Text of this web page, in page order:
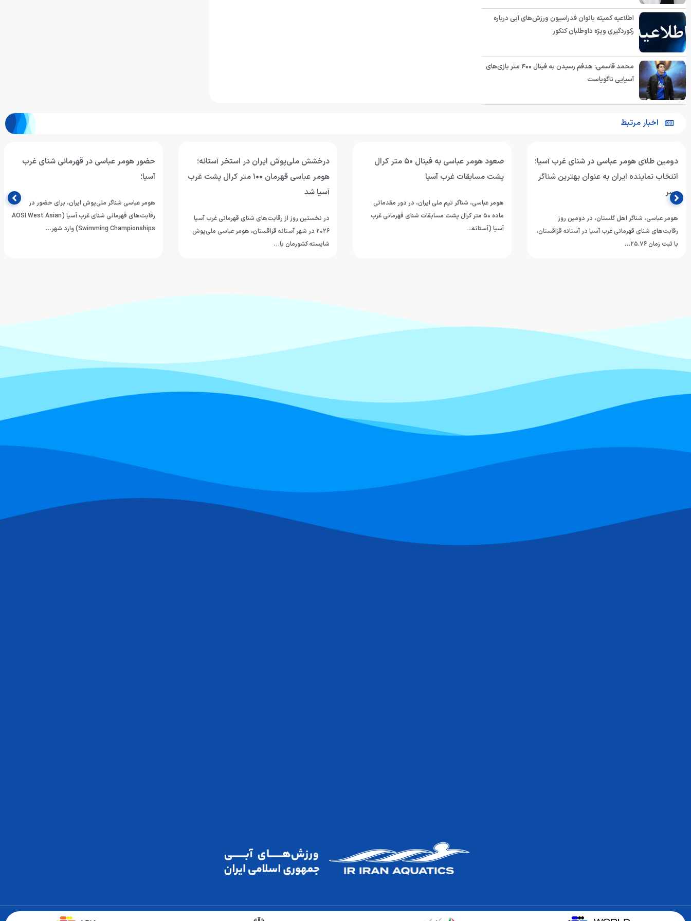
اطلاعیه کمیته بانوان فدراسیون ورزش‌های آبی درباره
رکوردگیری ویژه داوطلبان کنکور
محمد قاسمی: هدفم رسیدن به فینال ۴۰۰ متر بازی‌های
آسیایی ناگویاست
اخبار مرتبط
دومین طلای هومر عباسی در شنای غرب آسیا؛
انتخاب نماینده ایران به عنوان بهترین شناگر
پسر
هومر عباسی، شناگر اهل گلستان، در دومین روز
رقابت‌های شنای قهرمانی غرب آسیا در آستانه قزاقستان،
با ثبت زمان ۲۵.۷۶…
صعود هومر عباسی به فینال ۵۰ متر کرال
پشت مسابقات غرب آسیا
هومر عباسی، شناگر تیم ملی ایران، در دور مقدماتی
ماده ۵۰ متر کرال پشت مسابقات شنای قهرمانی غرب
آسیا (آستانه…
درخشش ملی‌پوش ایران در استخر آستانه؛
هومر عباسی قهرمان ۱۰۰ متر کرال پشت غرب
آسیا شد
در نخستین روز از رقابت‌های شنای قهرمانی غرب آسیا
۲۰۲۶ در شهر آستانه قزاقستان، هومر عباسی ملی‌پوش
شایسته کشورمان با…
حضور هومر عباسی در قهرمانی شنای غرب
آسیا؛
هومر عباسی شناگر ملی‌پوش ایران، برای حضور در
رقابت‌های قهرمانی شنای غرب آسیا (AOSI West Asian
Swimming Championships) وارد شهر…